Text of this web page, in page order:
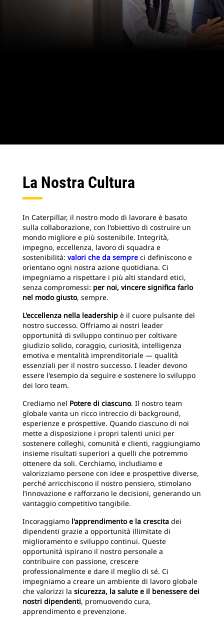
La Nostra Cultura
In Caterpillar, il nostro modo di lavorare è basato
sulla collaborazione, con l'obiettivo di costruire un
mondo migliore e più sostenibile. Integrità,
impegno, eccellenza, lavoro di squadra e
sostenibilità: valori che da sempre ci definiscono e
orientano ogni nostra azione quotidiana. Ci
impegniamo a rispettare i più alti standard etici,
senza compromessi: per noi, vincere significa farlo
nel modo giusto, sempre.
L'eccellenza nella leadership è il cuore pulsante del
nostro successo. Offriamo ai nostri leader
opportunità di sviluppo continuo per coltivare
giudizio solido, coraggio, curiosità, intelligenza
emotiva e mentalità imprenditoriale — qualità
essenziali per il nostro successo. I leader devono
essere l'esempio da seguire e sostenere lo sviluppo
dei loro team.
Crediamo nel Potere di ciascuno. Il nostro team
globale vanta un ricco intreccio di background,
esperienze e prospettive. Quando ciascuno di noi
mette a disposizione i propri talenti unici per
sostenere colleghi, comunità e clienti, raggiungiamo
insieme risultati superiori a quelli che potremmo
ottenere da soli. Cerchiamo, includiamo e
valorizziamo persone con idee e prospettive diverse,
perché arricchiscono il nostro pensiero, stimolano
l’innovazione e rafforzano le decisioni, generando un
vantaggio competitivo tangibile.
Incoraggiamo l'apprendimento e la crescita dei
dipendenti grazie a opportunità illimitate di
miglioramento e sviluppo continui. Queste
opportunità ispirano il nostro personale a
contribuire con passione, crescere
professionalmente e dare il meglio di sé. Ci
impegniamo a creare un ambiente di lavoro globale
che valorizzi la sicurezza, la salute e il benessere dei
nostri dipendenti, promuovendo cura,
apprendimento e prevenzione.